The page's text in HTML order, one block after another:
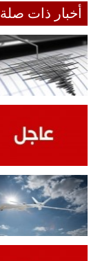
أخبار ذات صلة